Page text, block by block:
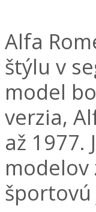
Alfa
štýlu v
model
verzia,
až 1977.
modelov